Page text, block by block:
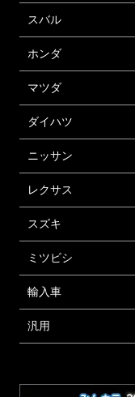
スバル
ホンダ
マツダ
ダイハツ
ニッサン
レクサス
スズキ
ミツビシ
輸入車
汎用